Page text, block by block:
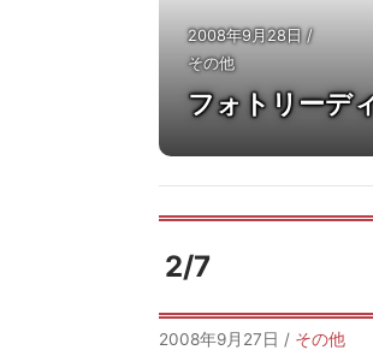
2008年9月28日/
その他
フォトリーデ
2/7
2008年9月27日 / その他